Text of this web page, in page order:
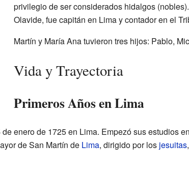
privilegio de ser considerados hidalgos
Olavide, fue capitán en Lima y contador en el
Martín y María Ana tuvieron tres hijos: Pablo,
Vida y Trayectoria
Primeros Años en Lima
enero de 1725 en Lima. Empezó sus estudios
de San Martín de Lima, dirigido por los jesuitas